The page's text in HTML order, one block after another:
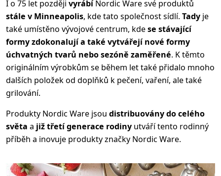
I o 75 let později vyrábíNordic Ware své produktů
stále v Minneapolis, kde tato společnost sídlí. Tady je
také umístěno vývojové centrum, kdese stávající
formy zdokonalují a také vytvářejí nové formy
úchvatných tvarů nebo sezóně zaměřené. K těmto
originálním výrobkům se během let také přidalo mnoho
dalších položek od doplňků k pečení, vaření, ale také
grilování.
Produkty Nordic Ware jsou distribuovány do celého
světa a již třetí generace rodiny utváří tento rodinný
příběh a inovuje produkty značky Nordic Ware.